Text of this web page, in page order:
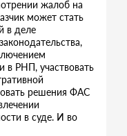
жалоб на
может стать
в деле
в РНП, участвовать
решения ФАС
в суде. И во